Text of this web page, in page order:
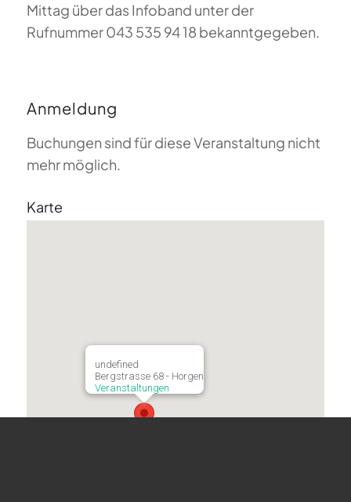
Mittag über das Infoband unter der
Rufnummer 043 535 94 18 bekanntgegeben.
Anmeldung
Buchungen sind für diese Veranstaltung nicht
mehr möglich.
Karte
undefined
Bergstrasse 68 - Horgen
Veranstaltungen